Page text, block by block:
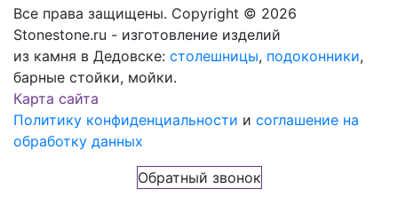
Все права защищены. Copyright © 2026
Stonestone.ru - изготовление изделий
из камня в Дедовске: столешницы, подоконники,
барные стойки, мойки.
Карта сайта
Политику конфиденциальности и соглашение на
обработку данных
Обратный звонок